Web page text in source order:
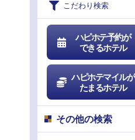
こだわり検索
ハピホテ予約が
できるホテル
ハピホテマイルが
たまるホテル
その他の検索